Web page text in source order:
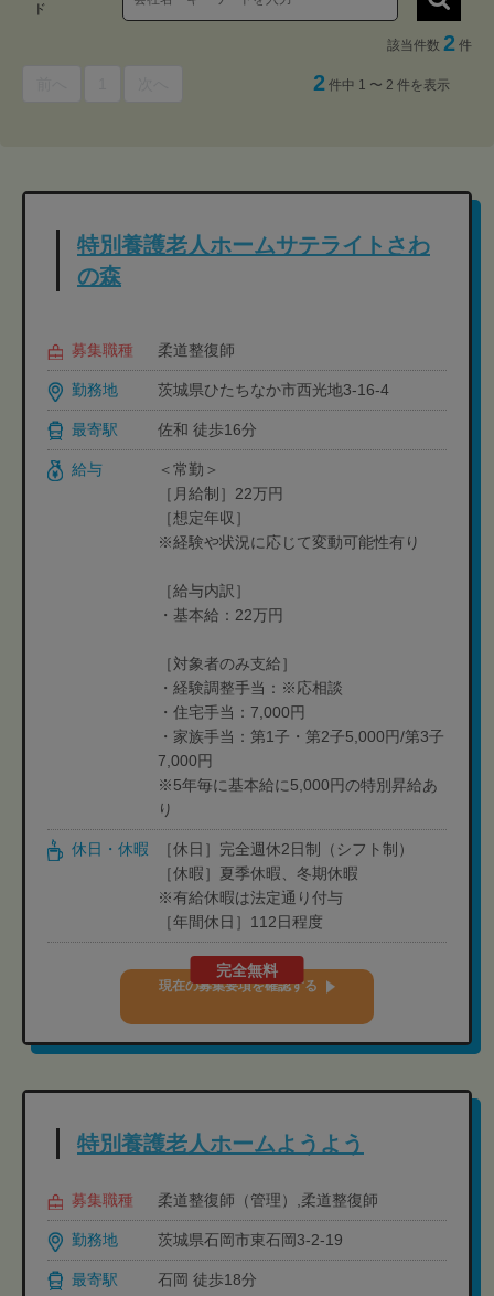
ド
該当件数 2 件
2 件中 1 〜 2 件を表示
特別養護老人ホームサテライトさわ
の森
募集職種 柔道整復師
勤務地 茨城県ひたちなか市西光地3-16-4
最寄駅 佐和 徒歩16分
給与
＜常勤＞
［月給制］22万円
［想定年収］
※経験や状況に応じて変動可能性有り
［給与内訳］
・基本給：22万円
［対象者のみ支給］
・経験調整手当：※応相談
・住宅手当：7,000円
・家族手当：第1子・第2子5,000円/第3子
7,000円
※5年毎に基本給に5,000円の特別昇給あ
り
休日・休暇
［休日］完全週休2日制（シフト制）
［休暇］夏季休暇、冬期休暇
※有給休暇は法定通り付与
［年間休日］112日程度
完全無料
現在の募集要項を確認する
特別養護老人ホームようよう
募集職種 柔道整復師（管理）,柔道整復師
勤務地 茨城県石岡市東石岡3-2-19
最寄駅 石岡 徒歩18分